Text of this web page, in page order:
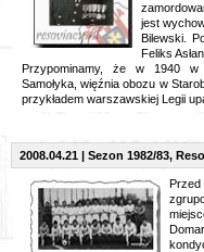
jest
Bilewski.
Feliks
Przypominamy, że w 1940 w
Samołyka, więźnia obozu w
przykładem warszawskiej Legii
2008.04.21 | Sezon 1982/83,